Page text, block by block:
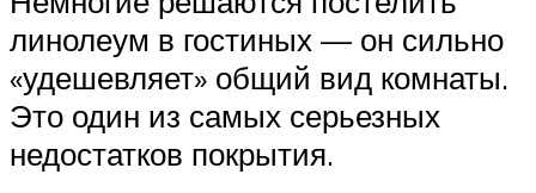
линолеум в гостиных — он сильно
«удешевляет» общий вид комнаты.
Это один из самых серьезных
недостатков покрытия.